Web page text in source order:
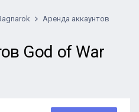
Аренда аккаунтов
God of War